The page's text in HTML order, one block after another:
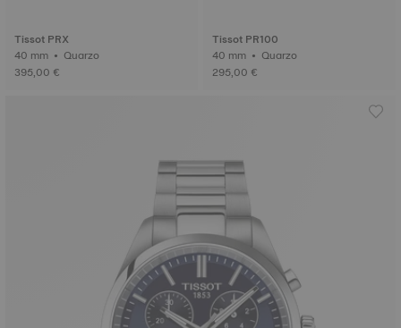
Tissot PRX
40 mm • Quarzo
395,00 €
Tissot PR100
40 mm • Quarzo
295,00 €